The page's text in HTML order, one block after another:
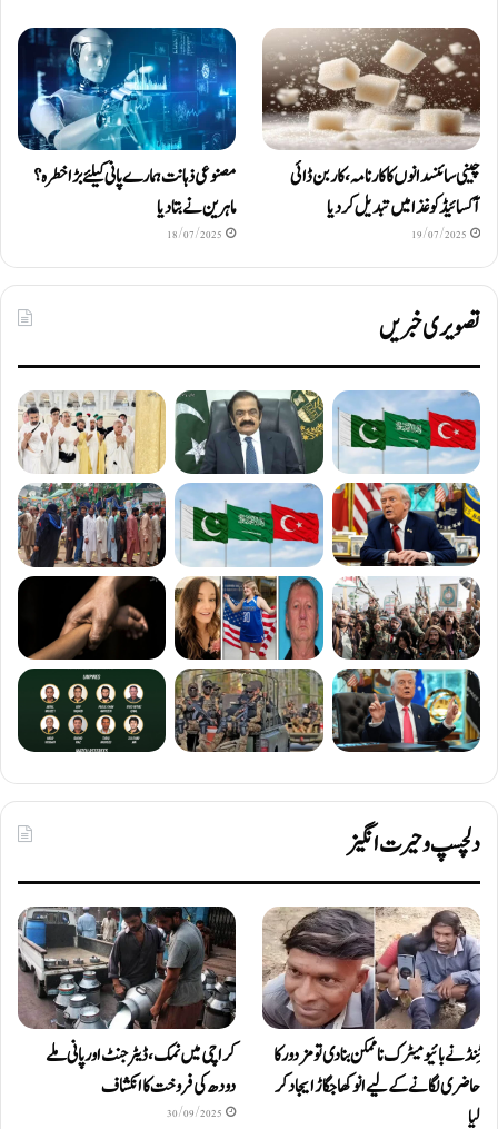
چینی سائنسدانوں کا کارنامہ، کاربن ڈائی
آکسائیڈ کو غذا میں تبدیل کردیا
19/07/2025
مصنوعی ذہانت ہمارے پانی کیلئے بڑا خطرہ؟
ماہرین نے بتا دیا
18/07/2025
تصویری خبریں
دلچسپ و حیرت انگیز
ٹِنڈ نے بائیومیٹرک ناممکن بنا دی تو مزدور کا
حاضری لگانے کے لیے انوکھا جگاڑ ایجاد کر
لیا
کراچی میں نمک، ڈیٹرجنٹ اور پانی ملے
دودھ کی فروخت کا انکشاف
30/09/2025